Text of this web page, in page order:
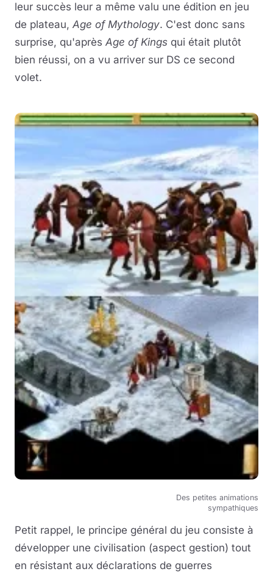
leur succès leur a même valu une édition en jeu
de plateau, Age of Mythology. C'est donc sans
surprise, qu'après Age of Kings qui était plutôt
bien réussi, on a vu arriver sur DS ce second
volet.
Des petites animations
sympathiques
Petit rappel, le principe général du jeu consiste à
développer une civilisation (aspect gestion) tout
en résistant aux déclarations de guerres